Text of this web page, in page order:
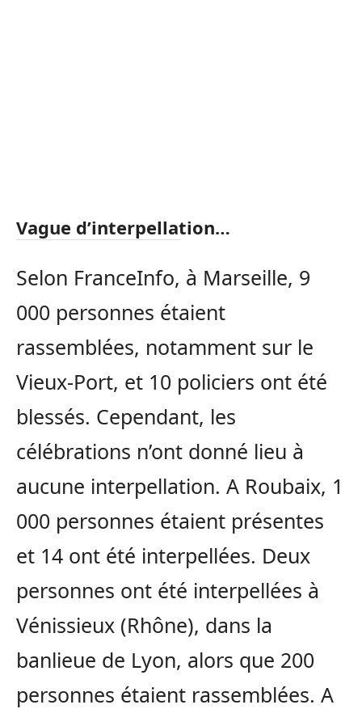
Vague d’interpellation…
Selon FranceInfo, à Marseille, 9
000 personnes étaient
rassemblées, notamment sur le
Vieux-Port, et 10 policiers ont été
blessés. Cependant, les
célébrations n’ont donné lieu à
aucune interpellation. A Roubaix, 1
000 personnes étaient présentes
et 14 ont été interpellées. Deux
personnes ont été interpellées à
Vénissieux (Rhône), dans la
banlieue de Lyon, alors que 200
personnes étaient rassemblées. A